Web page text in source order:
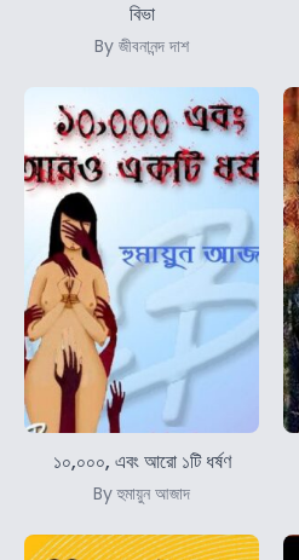
বিভা
By জীবনানন্দ দাশ
১০,০০০, এবং আরো ১টি ধর্ষণ
By হুমায়ুন আজাদ